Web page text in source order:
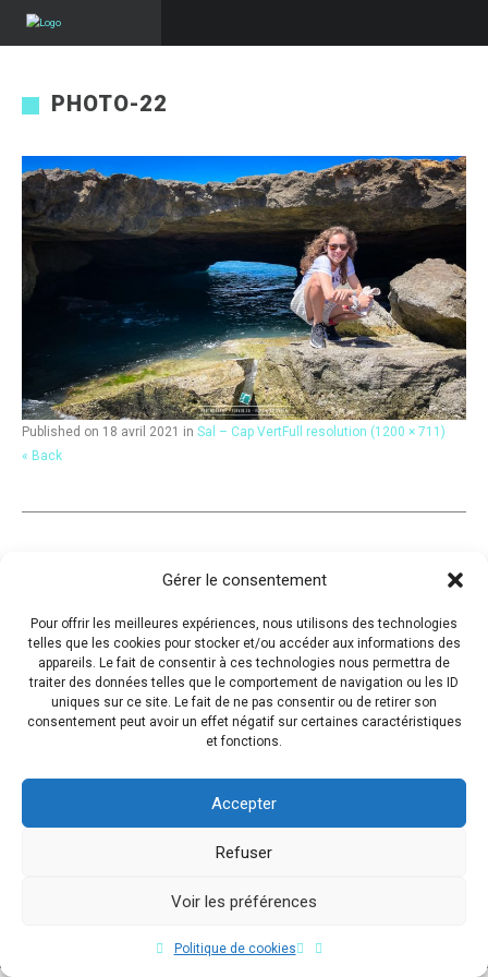
Gérer le consentement
Pour offrir les meilleures expériences, nous utilisons des technologies
telles que les cookies pour stocker et/ou accéder aux informations des
appareils. Le fait de consentir à ces technologies nous permettra de
traiter des données telles que le comportement de navigation ou les ID
uniques sur ce site. Le fait de ne pas consentir ou de retirer son
consentement peut avoir un effet négatif sur certaines caractéristiques
et fonctions.
Accepter
Refuser
Voir les préférences
Politique de cookies
PHOTO-22
Published on 18 avril 2021 in Sal – Cap VertFull resolution (1200 × 711)
« Back
Copyright © 2017 Flavio Da Costa. All Rights Reserved.